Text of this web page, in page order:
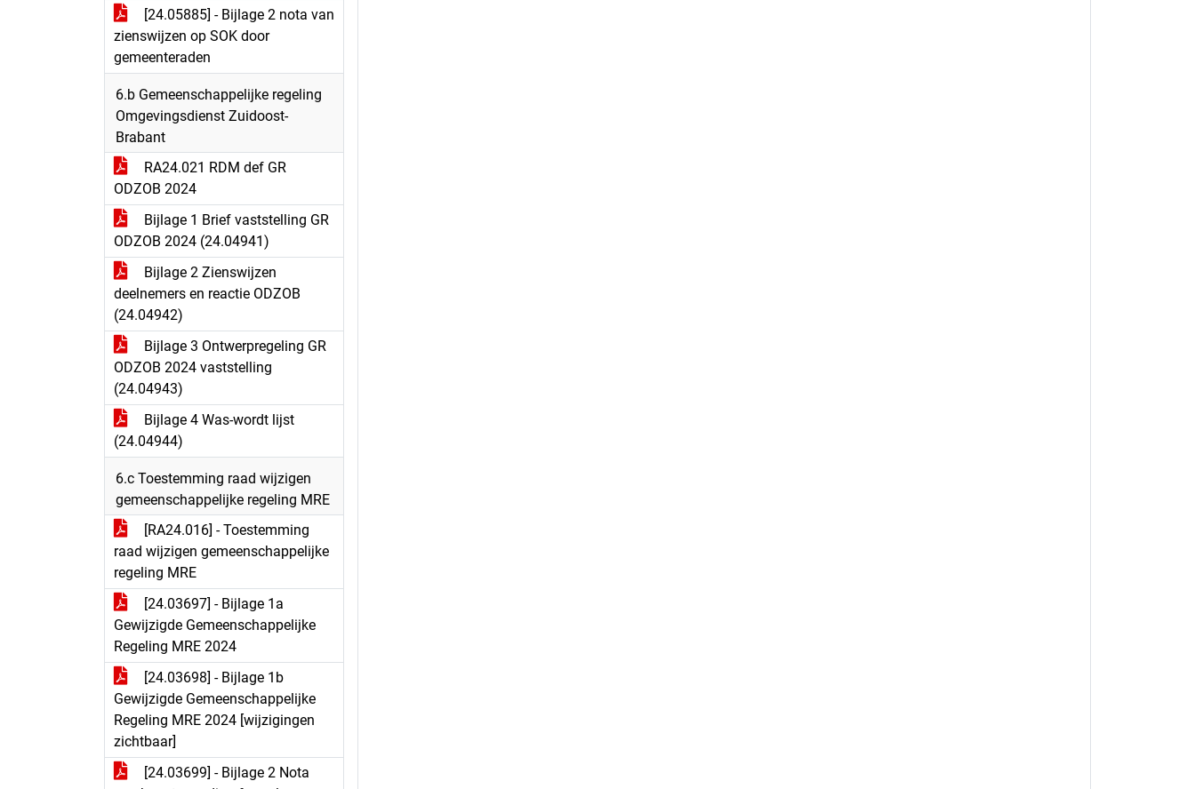
[24.05885] - Bijlage 2 nota van
zienswijzen op SOK door
gemeenteraden
6.b Gemeenschappelijke regeling
Omgevingsdienst Zuidoost-
Brabant
RA24.021 RDM def GR
ODZOB 2024
Bijlage 1 Brief vaststelling GR
ODZOB 2024 (24.04941)
Bijlage 2 Zienswijzen
deelnemers en reactie ODZOB
(24.04942)
Bijlage 3 Ontwerpregeling GR
ODZOB 2024 vaststelling
(24.04943)
Bijlage 4 Was-wordt lijst
(24.04944)
6.c Toestemming raad wijzigen
gemeenschappelijke regeling MRE
[RA24.016] - Toestemming
raad wijzigen gemeenschappelijke
regeling MRE
[24.03697] - Bijlage 1a
Gewijzigde Gemeenschappelijke
Regeling MRE 2024
[24.03698] - Bijlage 1b
Gewijzigde Gemeenschappelijke
Regeling MRE 2024 [wijzigingen
zichtbaar]
[24.03699] - Bijlage 2 Nota